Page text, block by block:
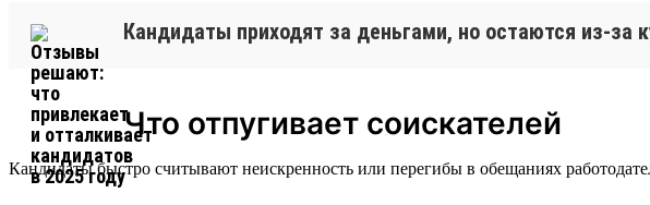
Кандидаты приходят за деньгами, но остаются из-за
Что отпугивает соискателей
Кандидаты быстро считывают неискренность или перегибы в обещаниях